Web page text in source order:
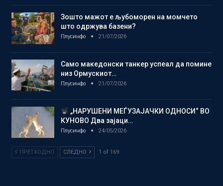
Зошто мажот е љубоморен на момчето
што одржува базени?
Плусинфо 21/07/2026
Само македонски танкер успеал да помине
низ Ормускиот…
Плусинфо 21/07/2026
„НАРУШЕНИ МЕЃУЗАЈАЧКИ ОДНОСИ“ ВО
КУНОВО Два зајаци…
Плусинфо 24/05/2026
ПРЕТХОДНО СЛЕДНО 1 of 169